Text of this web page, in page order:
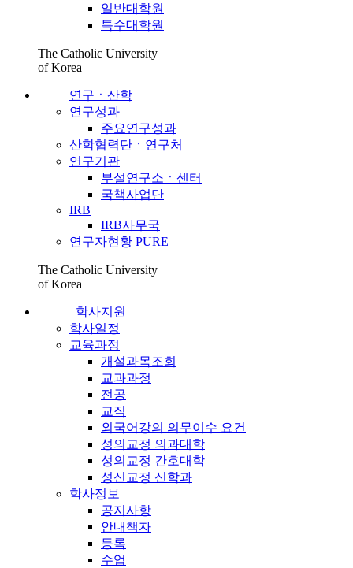
일반대학원
특수대학원
The Catholic University
of Korea
연구ㆍ산학
연구성과
주요연구성과
산학협력단ㆍ연구처
연구기관
부설연구소ㆍ센터
국책사업단
IRB
IRB사무국
연구자현황 PURE
The Catholic University
of Korea
학사지원
학사일정
교육과정
개설과목조회
교과과정
전공
교직
외국어강의 의무이수 요건
성의교정 의과대학
성의교정 간호대학
성신교정 신학과
학사정보
공지사항
안내책자
등록
수업